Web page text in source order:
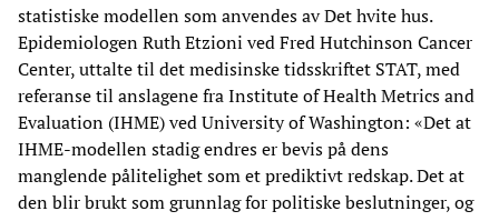
statistiske modellen som anvendes av Det hvite hus.
Epidemiologen Ruth Etzioni ved Fred Hutchinson Cancer
Center, uttalte til det medisinske tidsskriftet STAT, med
referanse til anslagene fra Institute of Health Metrics and
Evaluation (IHME) ved University of Washington: «Det at
IHME-modellen stadig endres er bevis på dens
manglende pålitelighet som et prediktivt redskap. Det at
den blir brukt som grunnlag for politiske beslutninger, og